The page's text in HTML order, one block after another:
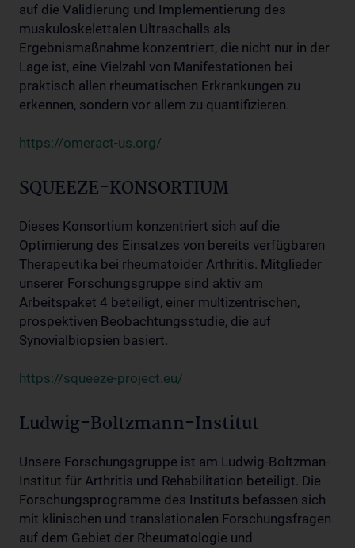
auf die Validierung und Implementierung des
muskuloskelettalen Ultraschalls als
Ergebnismaßnahme konzentriert, die nicht nur in der
Lage ist, eine Vielzahl von Manifestationen bei
praktisch allen rheumatischen Erkrankungen zu
erkennen, sondern vor allem zu quantifizieren.
https://omeract-us.org/
SQUEEZE-KONSORTIUM
Dieses Konsortium konzentriert sich auf die
Optimierung des Einsatzes von bereits verfügbaren
Therapeutika bei rheumatoider Arthritis. Mitglieder
unserer Forschungsgruppe sind aktiv am
Arbeitspaket 4 beteiligt, einer multizentrischen,
prospektiven Beobachtungsstudie, die auf
Synovialbiopsien basiert.
https://squeeze-project.eu/
Ludwig-Boltzmann-Institut
Unsere Forschungsgruppe ist am Ludwig-Boltzman-
Institut für Arthritis und Rehabilitation beteiligt. Die
Forschungsprogramme des Instituts befassen sich
mit klinischen und translationalen Forschungsfragen
auf dem Gebiet der Rheumatologie und